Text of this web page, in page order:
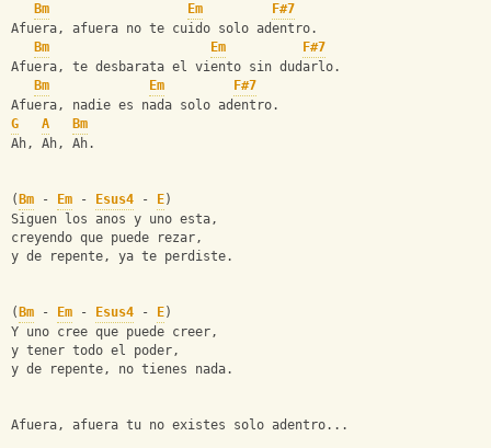
Bm
Em
F#7
Afuera, afuera no te cuido solo adentro.
Bm
Em
F#7
Afuera, te desbarata el viento sin dudarlo.
Bm
Em
F#7
Afuera, nadie es nada solo adentro.
G
A
Bm
Ah, Ah, Ah.
( Bm - Em - Esus4 - E)
Siguen los anos y uno esta,
creyendo que puede rezar,
y de repente, ya te perdiste.
( Bm - Em - Esus4 - E)
Y uno cree que puede creer,
y tener todo el poder,
y de repente, no tienes nada.
Afuera, afuera tu no existes solo adentro...